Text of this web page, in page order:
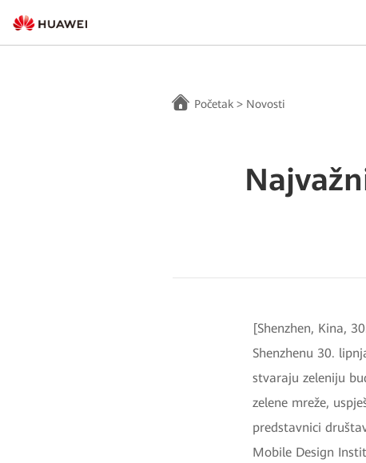
Početak > Novosti
[Shenzhen, Kina,
Shenzhenu 30.
stvaraju zeleniju
zelene mreže,
predstavnici
Mobile Design